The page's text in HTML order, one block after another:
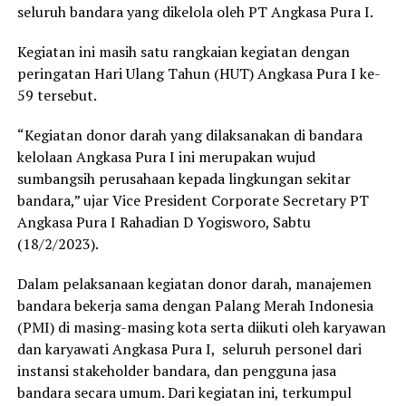
seluruh bandara yang dikelola oleh PT Angkasa Pura I.
Kegiatan ini masih satu rangkaian kegiatan dengan
peringatan Hari Ulang Tahun (HUT) Angkasa Pura I ke-
59 tersebut.
“Kegiatan donor darah yang dilaksanakan di bandara
kelolaan Angkasa Pura I ini merupakan wujud
sumbangsih perusahaan kepada lingkungan sekitar
bandara,” ujar Vice President Corporate Secretary PT
Angkasa Pura I Rahadian D Yogisworo, Sabtu
(18/2/2023).
Dalam pelaksanaan kegiatan donor darah, manajemen
bandara bekerja sama dengan Palang Merah Indonesia
(PMI) di masing-masing kota serta diikuti oleh karyawan
dan karyawati Angkasa Pura I, seluruh personel dari
instansi stakeholder bandara, dan pengguna jasa
bandara secara umum. Dari kegiatan ini, terkumpul